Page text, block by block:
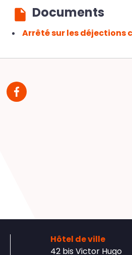
Documents
Arrêté sur les déjections
Hôtel de ville
42 bis Victor Hugo